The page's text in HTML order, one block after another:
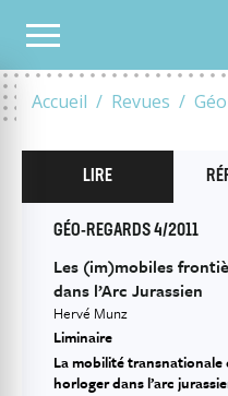
Accueil Revues
TOUS LES NUMÉROS
LIRE
GÉO-REGARDS 4/2011
Les (im)mobiles
dans l’Arc Jurassien
Hervé Munz
Liminaire
La mobilité
horloger dans l’arc